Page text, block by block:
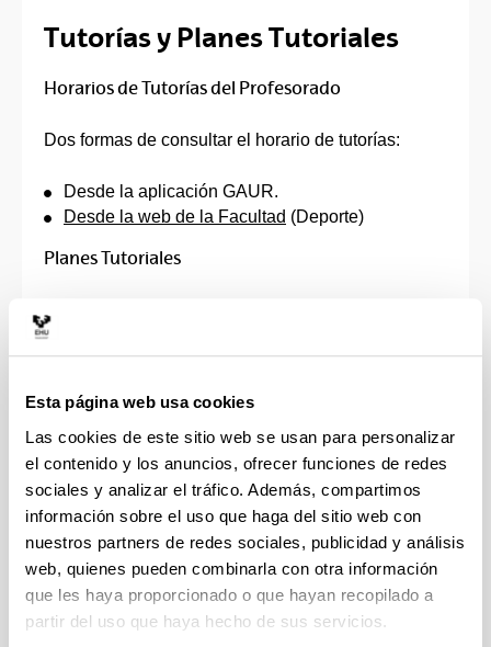
Esta página web usa cookies
Las cookies de este sitio web se usan para personalizar
el contenido y los anuncios, ofrecer funciones de redes
sociales y analizar el tráfico. Además, compartimos
información sobre el uso que haga del sitio web con
nuestros partners de redes sociales, publicidad y análisis
web, quienes pueden combinarla con otra información
que les haya proporcionado o que hayan recopilado a
partir del uso que haya hecho de sus servicios.
Tutorías y Planes Tutoriales
Horarios de Tutorías del Profesorado
Dos formas de consultar el horario de tutorías:
Desde la aplicación GAUR.
Desde la web de la Facultad (Deporte)
Planes Tutoriales
Web general UPV/EHU
y Educación Infantil
Información Grado en Ciencias de la Actividad
Física y del Deporte
-Aula virtual-
PLAN DE ACCIÓN TUTORIAL (DEPORTE)
Jornada de acogida al alumnado
Solicitud de profesor/a tutor/a
Plan de Tutorización para Deportistas
Universitarios de Alto Nivel y Alto